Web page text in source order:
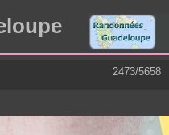
2473/5658